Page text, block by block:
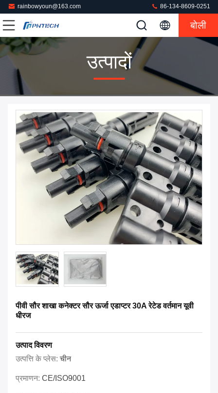
rainbowyoun@163.com 86-134-8609-0251
बोली
उत्पादों
पीवी सौर शाखा कनेक्टर सौर ऊर्जा एडाप्टर 30A रेटेड वर्तमान यूवी
धीरज
उत्पाद विवरण
उत्पत्ति के प्लेस:चीन
प्रमाणन: CE/ISO9001